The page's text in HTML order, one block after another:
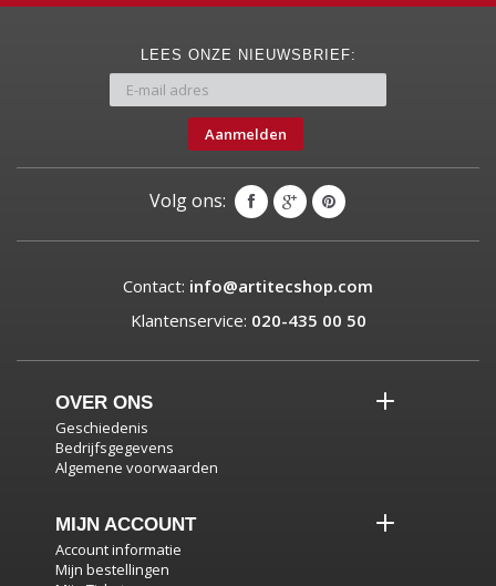
LEES ONZE NIEUWSBRIEF:
Aanmelden
Volg ons:
Contact: info@artitecshop.com
Klantenservice: 020-435 00 50
OVER ONS
Geschiedenis
Bedrijfsgegevens
Algemene voorwaarden
MIJN ACCOUNT
Account informatie
Mijn bestellingen